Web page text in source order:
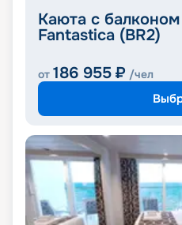
Каюта с
Fantastica (BR2)
от 186 955 ₽ /чел